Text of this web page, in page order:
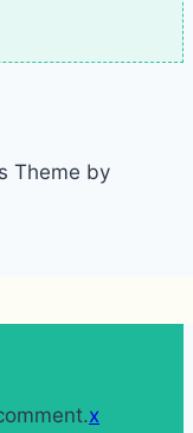
Theme by
x